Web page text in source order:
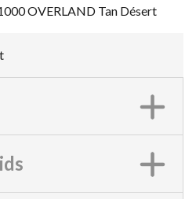
OVERLAND Tan Désert